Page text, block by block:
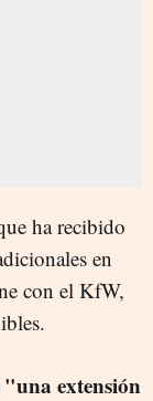
ha recibido
en
con el KfW,
extensión